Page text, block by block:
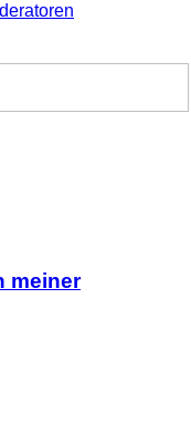
meiner